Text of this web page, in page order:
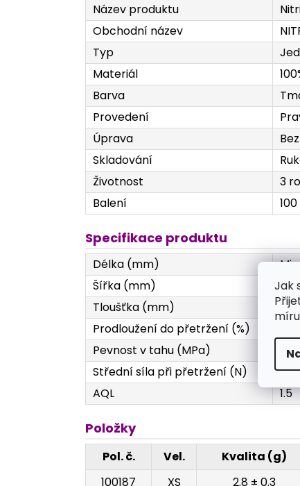
Jak
Název produktu
Obchodní název
Typ
Materiál
Barva
Provedení
Úprava
Skladování
Životnost
3
Balení
Specifikace produktu
Délka (mm)
Šířka (mm)
XS
Tloušťka (mm)
Prodloužení do přetržení (%)
Pevnost v tahu (MPa)
Střední síla při přetržení (N)
AQL
1.5
Položky
Pol. č. Vel. Kvalita (g)
100187
XS 2.8 ± 0.3